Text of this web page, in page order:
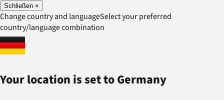
Schließen ×
Change country and languageSelect your preferred
country/language combination
Your location is set toGermany